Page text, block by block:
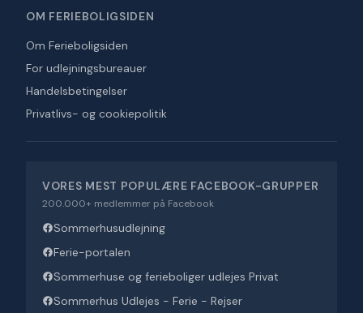
OM FERIEBOLIGSIDEN
Om Ferieboligsiden
For udlejningsbureauer
Handelsbetingelser
Privatlivs- og cookiepolitik
VORES MEST POPULÆRE FACEBOOK-GRUPPER
200.000+ medlemmer på Facebook
Sommerhusudlejning
Ferie-portalen
Sommerhuse og ferieboliger udlejes Privat
Sommerhus Udlejes - Ferie - Rejser